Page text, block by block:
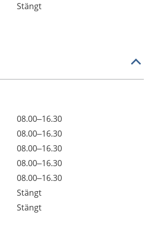
Stängt
08.00–16.30
08.00–16.30
08.00–16.30
08.00–16.30
08.00–16.30
Stängt
Stängt